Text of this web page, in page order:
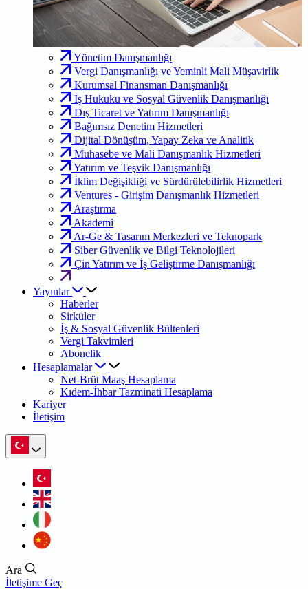
Yönetim Danışmanlığı
Vergi Danışmanlığı ve Yeminli Mali Müşavirlik
Kurumsal Finansman Danışmanlığı
İş Hukuku ve Sosyal Güvenlik Danışmanlığı
Dış Ticaret ve Yatırım Danışmanlığı
Bağımsız Denetim Hizmetleri
Dijital Dönüşüm, Yapay Zeka ve Analitik
Muhasebe ve Mali Danışmanlık Hizmetleri
Yatırım ve Teşvik Danışmanlığı
İklim Değişikliği ve Sürdürülebilirlik Hizmetleri
Ventures - Girişim Danışmanlık Hizmetleri
Araştırma
Akademi
Ar-Ge & Tasarım Merkezleri ve Teknopark
Siber Güvenlik ve Bilgi Teknolojileri
Çin Yatırım ve İş Geliştirme Danışmanlığı
Yayınlar
Haberler
Sirküler
İş & Sosyal Güvenlik Bültenleri
Vergi Takvimleri
Abonelik
Hesaplamalar
Net-Brüt Maaş Hesaplama
Kıdem-İhbar Tazminati Hesaplama
Kariyer
İletişim
Ara
İletişime Geç